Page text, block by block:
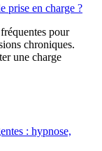
prise en charge ?
pour
chroniques.
une charge
: hypnose,